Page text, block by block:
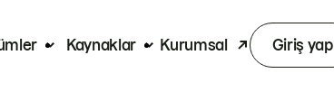
Kaynaklar Kurumsal Giriş yap